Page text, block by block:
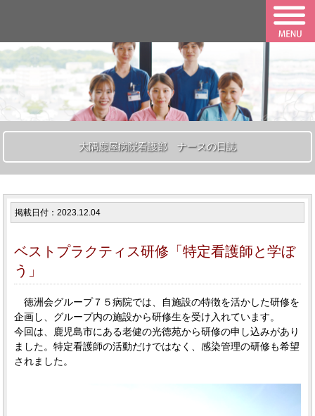
大隅鹿屋病院看護部 ナースの日誌
掲載日付：2023.12.04
ベストプラクティス研修「特定看護師と学ぼ
う」
徳洲会グループ７５病院では、自施設の特徴を活かした研修を
企画し、グループ内の施設から研修生を受け入れています。
今回は、鹿児島市にある老健の光徳苑から研修の申し込みがあり
ました。特定看護師の活動だけではなく、感染管理の研修も希望
されました。